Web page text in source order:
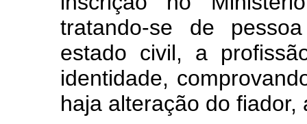
tratando-se de
estado civil, a
identidade,
haja alteração do